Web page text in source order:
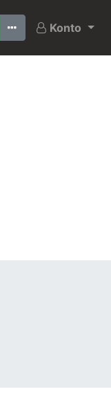
Ostatnio szukane
Konto